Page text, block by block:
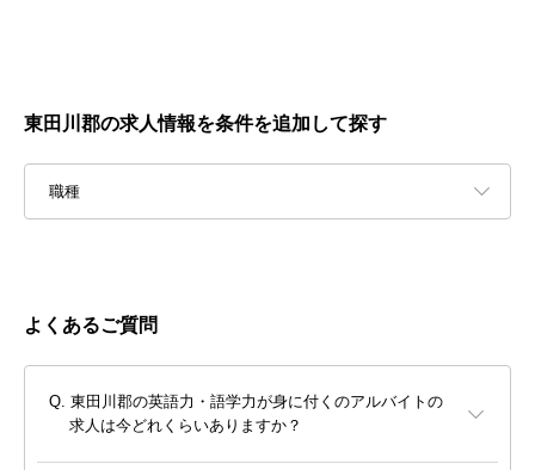
東田川郡の求人情報を条件を追加して探す
職種
よくあるご質問
東田川郡の英語力・語学力が身に付くのアルバイトの
求人は今どれくらいありますか？